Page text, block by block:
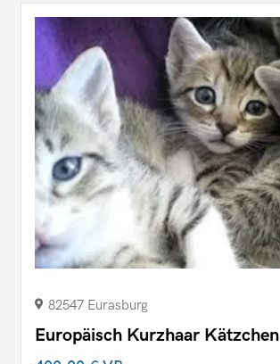
82547 Eurasburg
Europäisch Kurzhaar Kätzchen